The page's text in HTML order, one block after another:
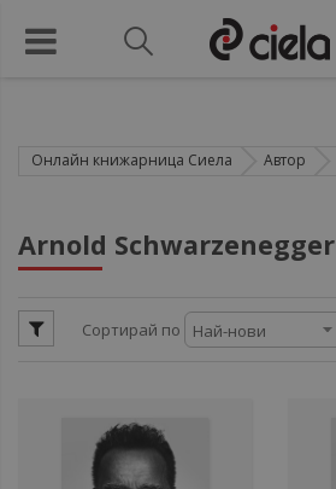
Онлайн книжарница Сиела Автор
Arnold Schwarzenegger
Сортирай по